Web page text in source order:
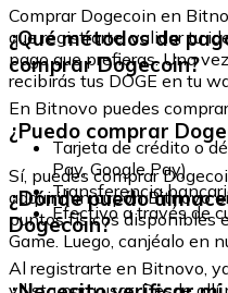
Comprar Dogecoin en
que registrarte, validar tu
pago que prefieras. Una
recibirás tus DOGE en tu
¿Qué métodos de
comprar Dogecoin?
En Bitnovo puedes
Tarjeta de crédito o
Pay, Google Pay)
Transferencia
Efectivo a través de
¿Puedo comprar
Sí, puedes comprar
adquirir un cupón Bitnovo
puntos físicos disponibles
Game. Luego, canjéalo en
¿Dónde puedo
Dogecoin?
Al registrarte en Bitnovo,